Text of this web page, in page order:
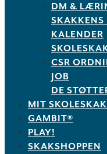
DM &
SKAKKENS
KALENDER
CSR
JOB
DE
MIT SKOLESKAK
GAMBIT®
PLAY!
SKAKSHOPPEN